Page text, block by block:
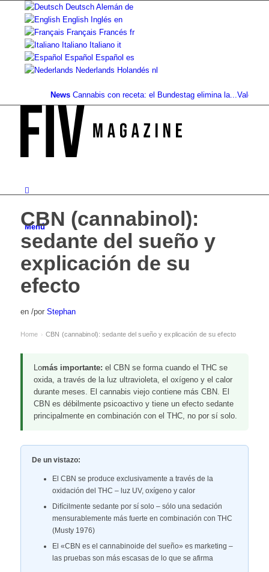
Deutsch Alemán de
English Inglés en
Français Francés fr
Italiano Italiano it
Español Español es
Nederlands Holandés nl
News Cannabis con receta: el Bundestag elimina la...Valor del
Menú
CBN (cannabinol):
sedante del sueño y
explicación de su
efecto
en /por Stephan
Home › CBN (cannabinol): sedante del sueño y explicación de su efecto
Lomás importante: el CBN se forma cuando el THC se
oxida, a través de la luz ultravioleta, el oxígeno y el calor
durante meses. El cannabis viejo contiene más CBN. El
CBN es débilmente psicoactivo y tiene un efecto sedante
principalmente en combinación con el THC, no por sí solo.
De un vistazo:
El CBN se produce exclusivamente a través de la
oxidación del THC – luz UV, oxígeno y calor
Difícilmente sedante por sí solo – sólo una sedación
mensurablemente más fuerte en combinación con THC
(Musty 1976)
El «CBN es el cannabinoide del sueño» es marketing –
las pruebas son más escasas de lo que se afirma